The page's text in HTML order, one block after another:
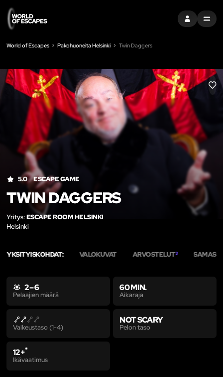
KIRJAUDUMENU
World of Escapes Pakohuoneita Helsinki Twin Daggers
LIKE
5.0 ESCAPE GAME
TWIN DAGGERS
Yritys:ESCAPE ROOM HELSINKI
Helsinki
YKSITYISKOHDAT: VALOKUVAT ARVOSTELUT3
2 – 6
Pelaajien määrä
60 MIN.
Aikaraja
Vaikeustaso (1-4)
NOT SCARY
Pelon taso
12+*
Ikävaatimus